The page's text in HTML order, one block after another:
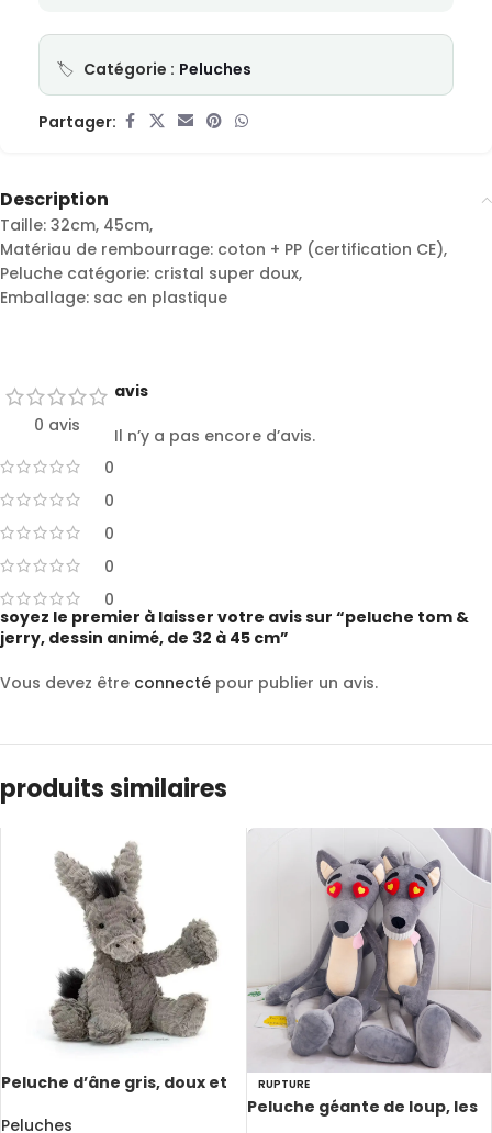
Catégorie : Peluches
Partager:
Description
Taille: 32cm, 45cm,
Matériau de rembourrage: coton + PP (certification CE),
Peluche catégorie: cristal super doux,
Emballage: sac en plastique
0 avis
0
0
0
0
0
avis
Il n’y a pas encore d’avis.
soyez le premier à laisser votre avis sur “peluche tom &
jerry, dessin animé, de 32 à 45 cm”
Vous devez être connecté pour publier un avis.
produits similaires
Peluche d’âne gris, doux et
Peluches
RUPTURE
Peluche géante de loup, les